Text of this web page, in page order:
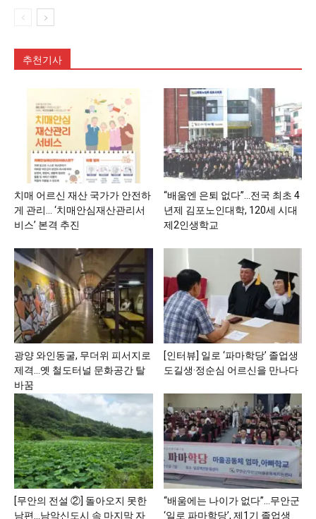
추천기사
치매 어르신 재산 국가가 안전하
게 관리… ‘치매안심재산관리서
비스’ 본격 추진
“배움엔 은퇴 없다”…전국 최초 4
년제 김포노인대학, 120세 시대
제2인생학교
광양 와인동굴, 무더위 피서지로
제격…옛 철도터널 문화공간 탈
바꿈
[인터뷰] 일로 ‘파마학당’ 졸업생
도길생·정순심 어르신을 만나다
[무안의 전설 ②] 돌아오지 못한
남편…남악신도시 속 마지막 자
“배움에는 나이가 없다”…무안군
‘일로 파마학당’, 제1기 졸업생